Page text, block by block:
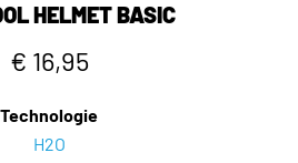
HELMET BASIC
€ 16,95
Technologie
H2O